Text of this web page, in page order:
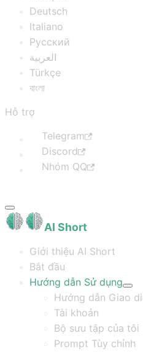
Deutsch
Italiano
Русский
العربية
Türkçe
বাংলা
Hỗ trợ
Telegram
Discord
Nhóm QQ
AI Short
Giới thiệu AI Short
Bắt đầu
Hướng dẫn Sử dụng
Hướng dẫn Giao
Tài khoản
Bộ sưu tập của tôi
Prompt Tùy chỉnh